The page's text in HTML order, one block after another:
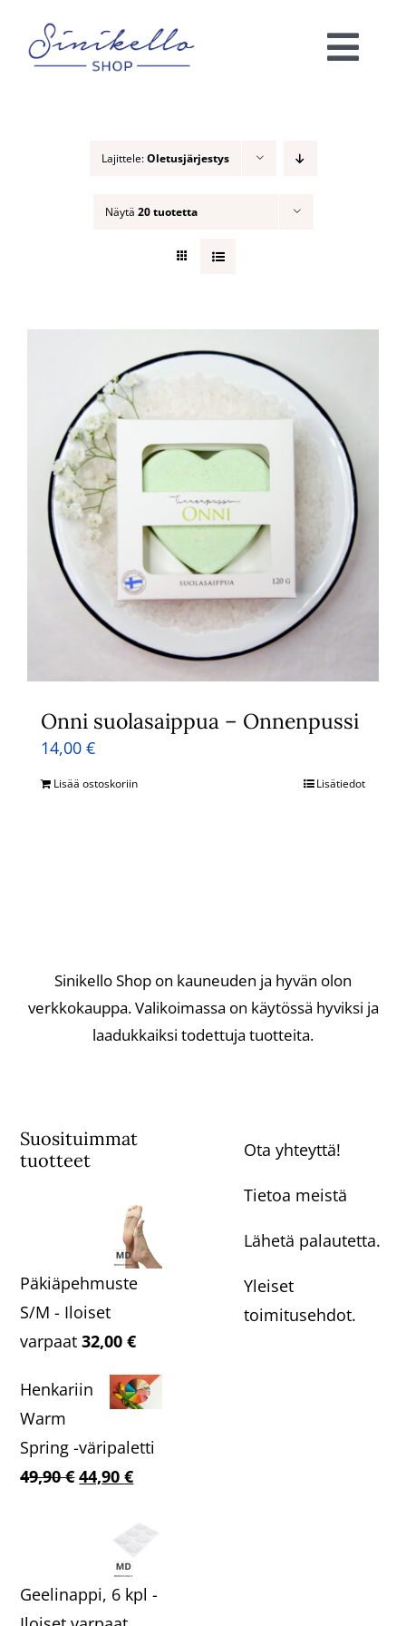
content
Lajittele:Oletusjärjestys
Näytä 20 tuotetta
Onni suolasaippua – Onnenpussi
14,00 €
Lisää ostoskoriin Lisätiedot
Sinikello Shop on kauneuden ja hyvän olon
verkkokauppa. Valikoimassa on käytössä hyviksi ja
laadukkaiksi todettuja tuotteita.
Suosituimmat
tuotteet
Päkiäpehmuste
S/M - Iloiset
varpaat 32,00€
Henkariin
Warm
Spring -väripaletti
49,90€Alkuperäinen
49,90 €.
44,90€Nykyinen
on:
Geelinappi, 6 kpl -
Ota yhteyttä!
Tietoa meistä
Lähetä palautetta.
Yleiset
toimitusehdot.